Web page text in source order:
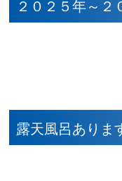
２０２５年～２
露天風呂ありま